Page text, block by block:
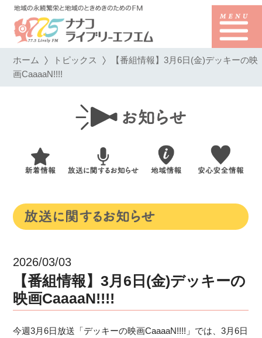
ホーム トピックス 【番組情報】3月6日(金)デッキーの映
画CaaaaN!!!!
2026/03/03
【番組情報】3月6日(金)デッキーの
映画CaaaaN!!!!
今週3月6日放送「デッキーの映画CaaaaN!!!!」では、3月6日